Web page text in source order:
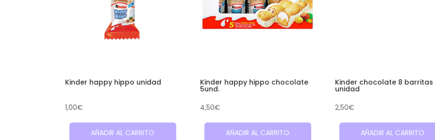
Kinder happy hippo unidad
1,00€
AÑADIR AL CARRITO
Kinder happy hippo chocolate
5und.
4,50€
AÑADIR AL CARRITO
Kinder chocolate 8 barritas
unidad
2,50€
AÑADIR AL CARRITO